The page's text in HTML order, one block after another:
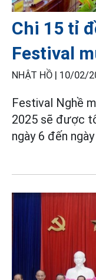
Chi 15 tỉ
Festival
NHẬT HỒ | 10/02/
Festival Nghề
2025 sẽ được
ngày 6 đến